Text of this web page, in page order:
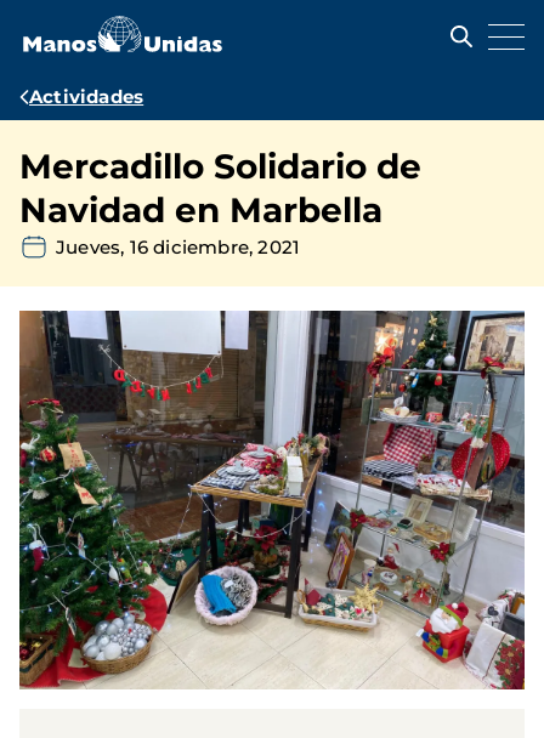
contenido
Ruta
navegación
Actividades
Mercadillo Solidario de
Navidad en Marbella
Jueves, 16 diciembre, 2021